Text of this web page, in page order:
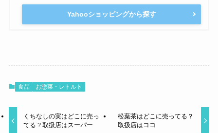
Yahooショッピングから探す
食品 お惣菜・レトルト
くちなしの実はどこに売っ
てる？取扱店はスーパー
松葉茶はどこに売ってる？
取扱店はココ